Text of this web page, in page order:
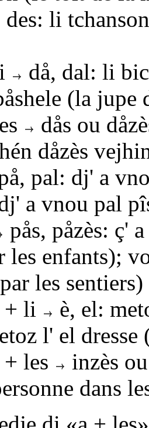
des: li
då, dal: li
(la jupe
dås ou
dåzès
, pal: dj' a
a vnou pal
pås, påzès: ç'
les enfants);
les sentiers)
+ li è, el:
l' el dresse
les inzès
dans